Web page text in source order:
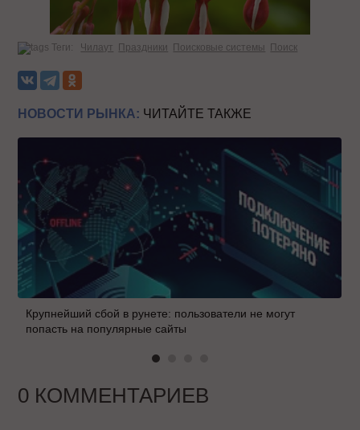
Теги: Чилаут Праздники Поисковые системы Поиск
НОВОСТИ РЫНКА: ЧИТАЙТЕ ТАКЖЕ
Крупнейший сбой в рунете: пользователи не могут
попасть на популярные сайты
0 КОММЕНТАРИЕВ